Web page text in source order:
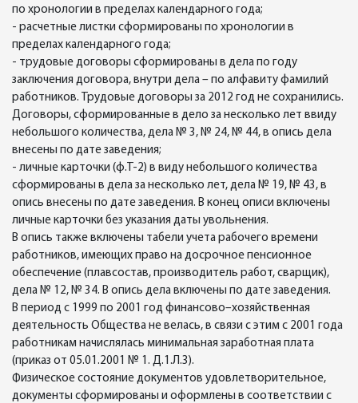
по хронологии в пределах календарного года;
- расчетные листки сформированы по хронологии в
пределах календарного года;
- трудовые договоры сформированы в дела по году
заключения договора, внутри дела – по алфавиту фамилий
работников. Трудовые договоры за 2012 год не сохранились.
Договоры, сформированные в дело за несколько лет ввиду
небольшого количества, дела № 3, № 24, № 44, в опись дела
внесены по дате заведения;
- личные карточки (ф.Т-2) в виду небольшого количества
сформированы в дела за несколько лет, дела № 19, № 43, в
опись внесены по дате заведения. В конец описи включены
личные карточки без указания даты увольнения.
В опись также включены табели учета рабочего времени
работников, имеющих право на досрочное пенсионное
обеспечение (плавсостав, производитель работ, сварщик),
дела № 12, № 34. В опись дела включены по дате заведения.
В период с 1999 по 2001 год финансово–хозяйственная
деятельность Общества не велась, в связи с этим с 2001 года
работникам начислялась минимальная заработная плата
(приказ от 05.01.2001 № 1. Д.1.Л.3).
Физическое состояние документов удовлетворительное,
документы сформированы и оформлены в соответствии с